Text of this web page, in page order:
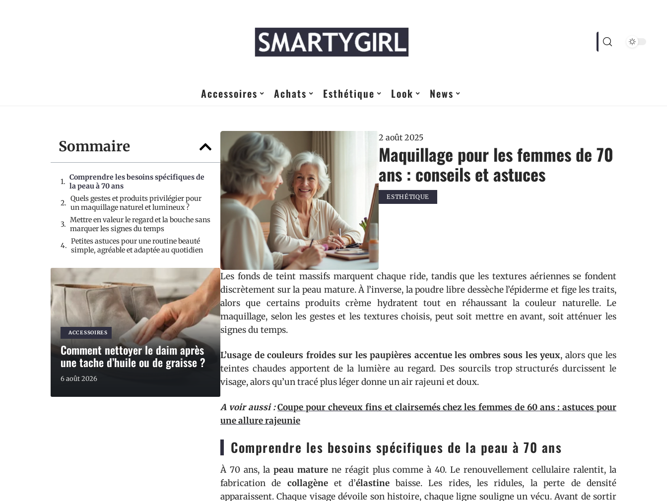
Accessoires Achats Esthétique Look News
Sommaire
Comprendre les besoins spécifiques de
la peau à 70 ans
Quels gestes et produits privilégier pour
un maquillage naturel et lumineux ?
Mettre en valeur le regard et la bouche sans
marquer les signes du temps
Petites astuces pour une routine beauté
simple, agréable et adaptée au quotidien
ACCESSOIRES
Comment nettoyer le daim après
une tache d’huile ou de graisse ?
6 août 2026
2 août 2025
Maquillage pour les femmes de 70
ans : conseils et astuces
ESTHÉTIQUE
Les fonds de teint massifs marquent chaque ride, tandis que les textures aériennes se fondent
discrètement sur la peau mature. À l’inverse, la poudre libre dessèche l’épiderme et fige les traits,
alors que certains produits crème hydratent tout en réhaussant la couleur naturelle. Le
maquillage, selon les gestes et les textures choisis, peut soit mettre en avant, soit atténuer les
signes du temps.
L’usage de couleurs froides sur les paupières accentue les ombres sous les yeux, alors que les
teintes chaudes apportent de la lumière au regard. Des sourcils trop structurés durcissent le
visage, alors qu’un tracé plus léger donne un air rajeuni et doux.
A voir aussi : Coupe pour cheveux fins et clairsemés chez les femmes de 60 ans : astuces pour
une allure rajeunie
Comprendre les besoins spécifiques de la peau à 70 ans
À 70 ans, la peau maturene réagit plus comme à 40. Le renouvellement cellulaire ralentit, la
fabrication de collagèneet d’élastinebaisse. Les rides, les ridules, la perte de densité
apparaissent. Chaque visage dévoile son histoire, chaque ligne souligne un vécu. Avant de sortir